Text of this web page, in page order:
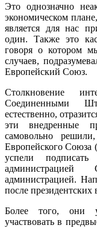
Это однозначно
экономическом
является для нас
один. Также это
говоря о котором
случаев,
Европейский Союз.
Столкновение
Соединенными
естественно,
эти внедренные
самовольно
Европейского Союза
успели
администрацией.
после
Более того, они
участвовать в